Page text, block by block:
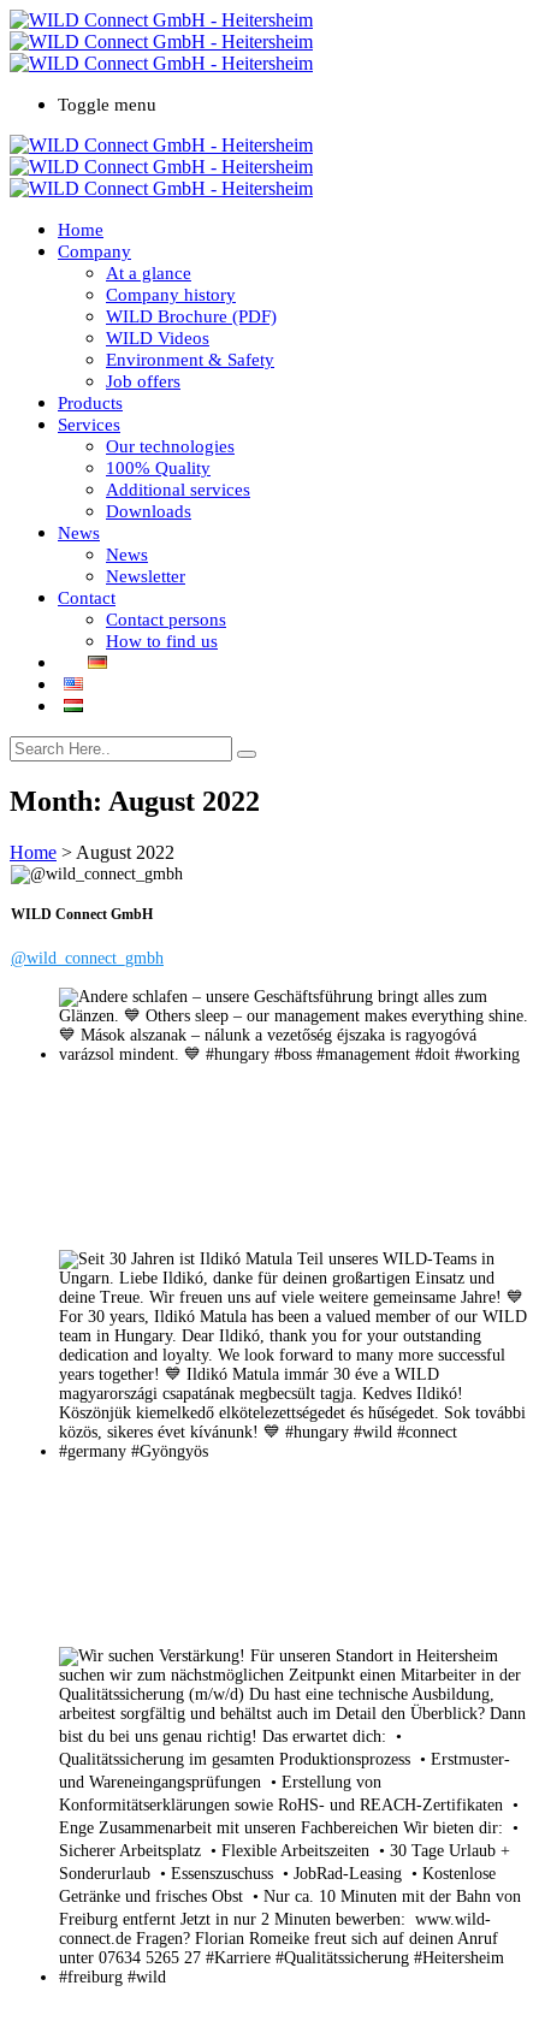
Toggle menu
Home
Company
At a glance
Company history
WILD Brochure (PDF)
WILD Videos
Environment & Safety
Job offers
Products
Services
Our technologies
100% Quality
Additional services
Downloads
News
News
Newsletter
Contact
Contact persons
How to find us
Month: August 2022
Home > August 2022
WILD Connect GmbH
@wild_connect_gmbh